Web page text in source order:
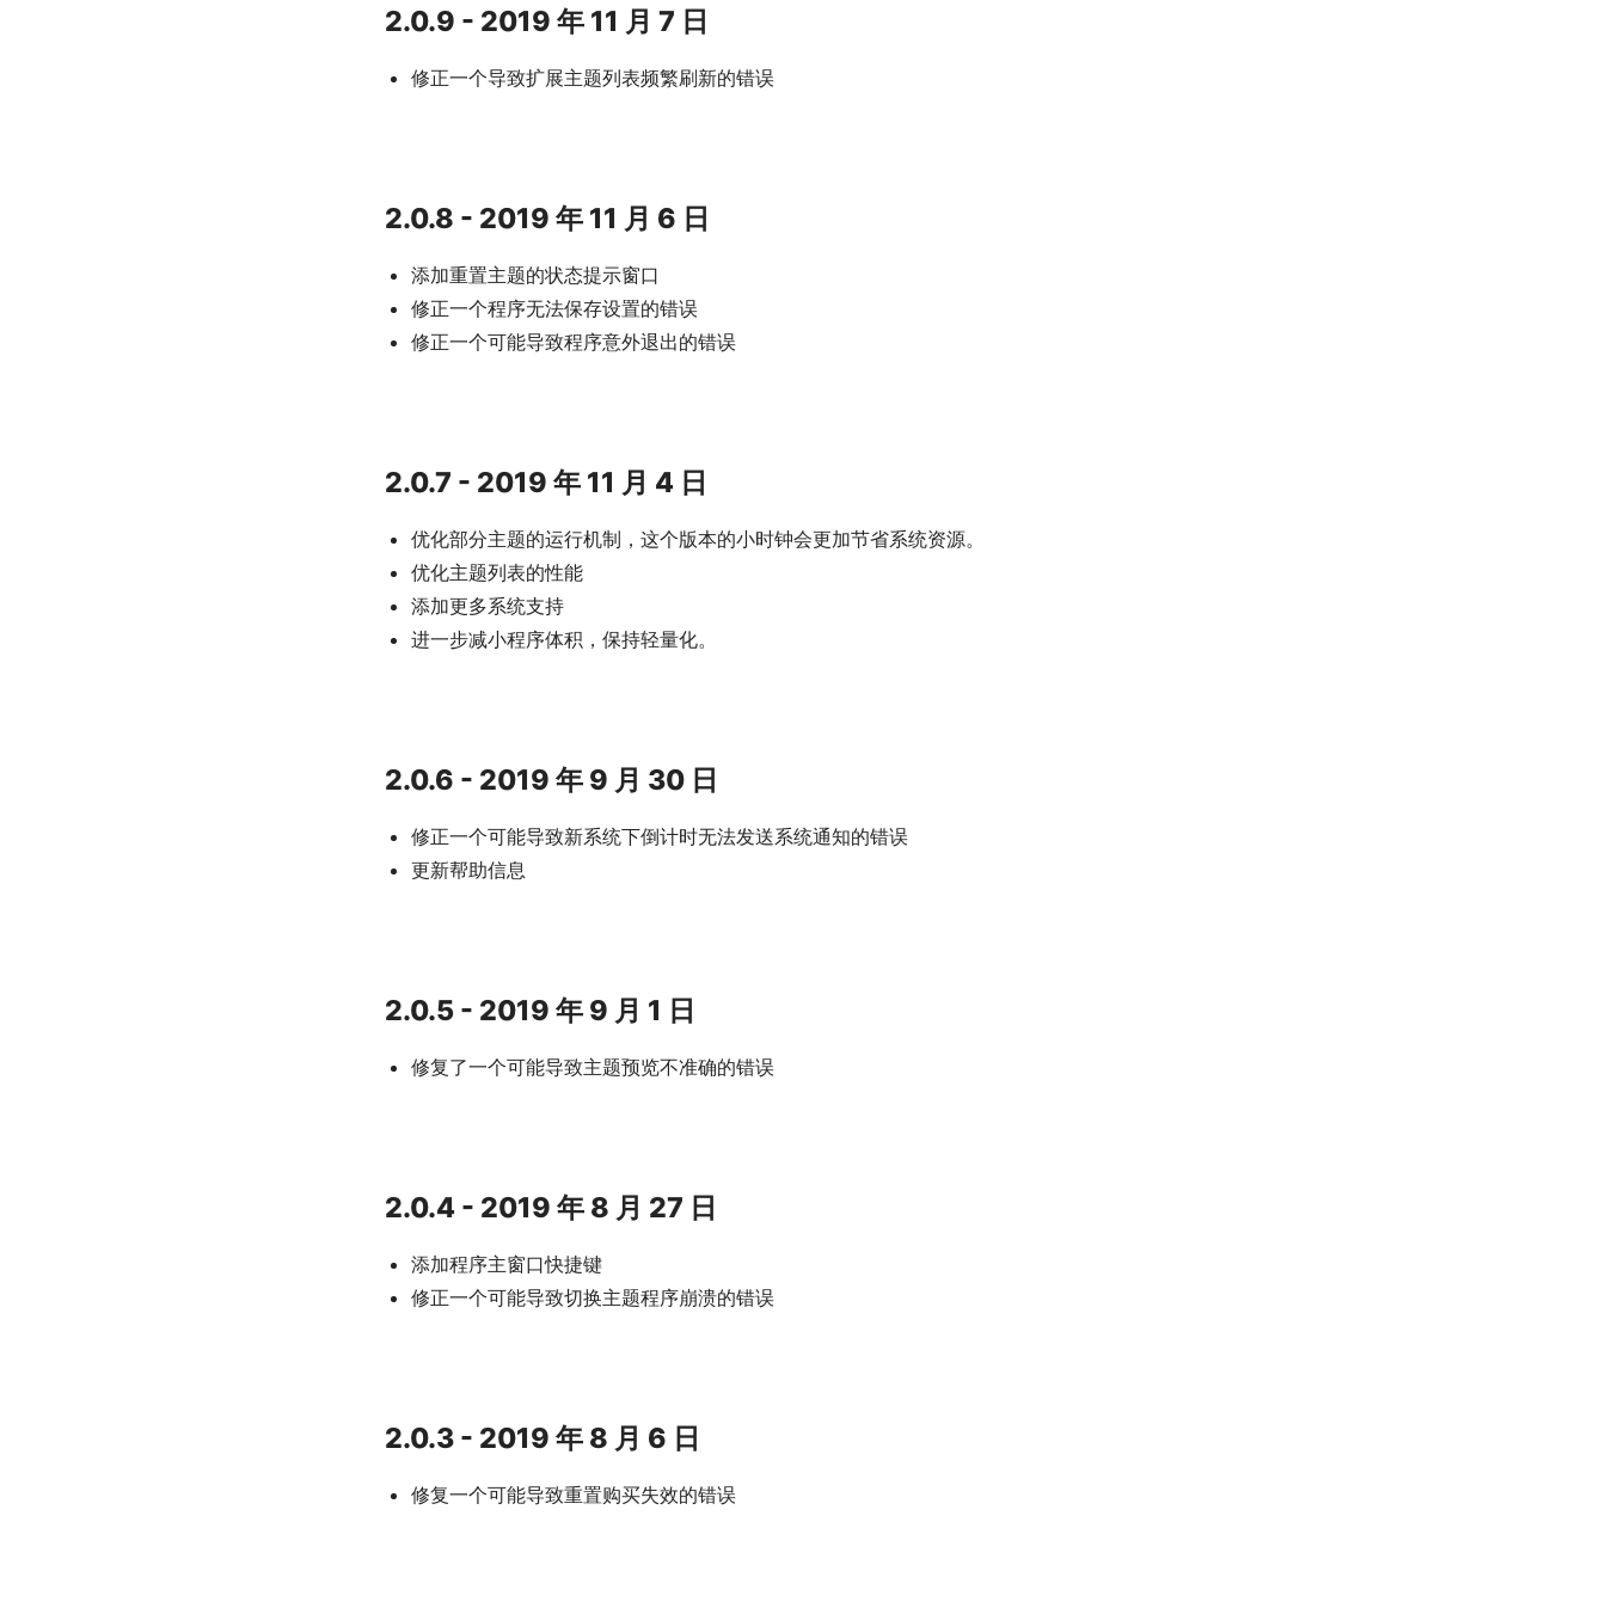
2.0.9 - 2019 年 11 月 7 日
修正一个导致扩展主题列表频繁刷新的错误
2.0.8 - 2019 年 11 月 6 日
添加重置主题的状态提示窗口
修正一个程序无法保存设置的错误
修正一个可能导致程序意外退出的错误
2.0.7 - 2019 年 11 月 4 日
优化部分主题的运行机制，这个版本的小时钟会更加节省系统资源。
优化主题列表的性能
添加更多系统支持
进一步减小程序体积，保持轻量化。
2.0.6 - 2019 年 9 月 30 日
修正一个可能导致新系统下倒计时无法发送系统通知的错误
更新帮助信息
2.0.5 - 2019 年 9 月 1 日
修复了一个可能导致主题预览不准确的错误
2.0.4 - 2019 年 8 月 27 日
添加程序主窗口快捷键
修正一个可能导致切换主题程序崩溃的错误
2.0.3 - 2019 年 8 月 6 日
修复一个可能导致重置购买失效的错误